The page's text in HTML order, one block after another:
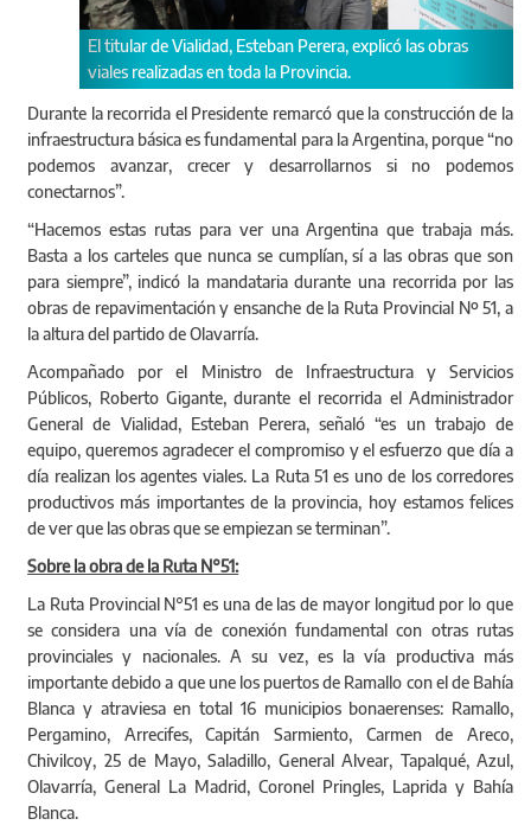
El titular de Vialidad, Esteban Perera, explicó las obras
viales realizadas en toda la Provincia.
Durante la recorrida el Presidente remarcó que la construcción de la
infraestructura básica es fundamental para la Argentina, porque “no
podemos avanzar, crecer y desarrollarnos si no podemos
conectarnos”.
“Hacemos estas rutas para ver una Argentina que trabaja más.
Basta a los carteles que nunca se cumplían, sí a las obras que son
para siempre”, indicó la mandataria durante una recorrida por las
obras de repavimentación y ensanche de la Ruta Provincial Nº 51, a
la altura del partido de Olavarría.
Acompañado por el Ministro de Infraestructura y Servicios
Públicos, Roberto Gigante, durante el recorrida el Administrador
General de Vialidad, Esteban Perera, señaló “es un trabajo de
equipo, queremos agradecer el compromiso y el esfuerzo que día a
día realizan los agentes viales. La Ruta 51 es uno de los corredores
productivos más importantes de la provincia, hoy estamos felices
de ver que las obras que se empiezan se terminan”.
Sobre la obra de la Ruta N°51:
La Ruta Provincial N°51 es una de las de mayor longitud por lo que
se considera una vía de conexión fundamental con otras rutas
provinciales y nacionales. A su vez, es la vía productiva más
importante debido a que une los puertos de Ramallo con el de Bahía
Blanca y atraviesa en total 16 municipios bonaerenses: Ramallo,
Pergamino, Arrecifes, Capitán Sarmiento, Carmen de Areco,
Chivilcoy, 25 de Mayo, Saladillo, General Alvear, Tapalqué, Azul,
Olavarría, General La Madrid, Coronel Pringles, Laprida y Bahía
Blanca.